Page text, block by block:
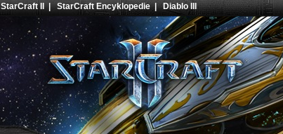
StarCraft II |StarCraft Encyklopedie|Diablo III